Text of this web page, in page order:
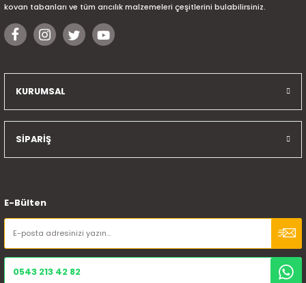
kovan tabanları ve tüm arıcılık malzemeleri çeşitlerini bulabilirsiniz.
KURUMSAL
SİPARİŞ
E-Bülten
0543 213 42 82